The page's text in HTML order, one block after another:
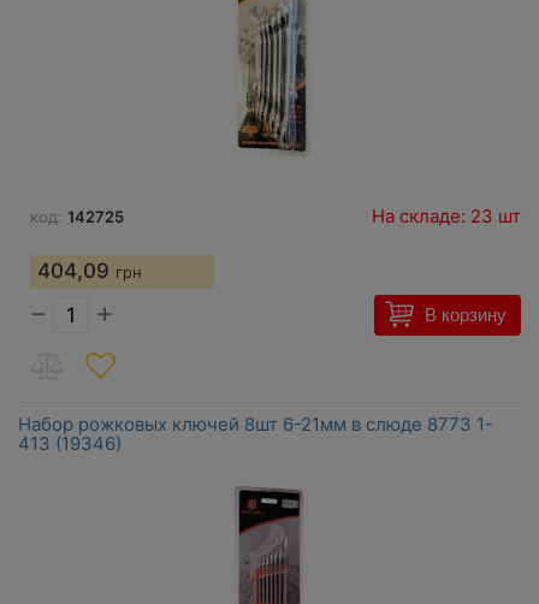
код: 142725 На складе: 23 шт
404,09 грн
− + В корзину
Набор рожковых ключей 8шт 6-21мм в слюде 8773 1-
413 (19346)